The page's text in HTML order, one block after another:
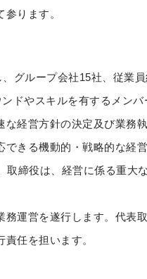
ります。
グループ会社15社、従業
ドやスキルを有するメン
経営方針の決定及び業務
きる機動的・戦略的な経
取締役は、経営に係る重大
運営を遂行します。代表
任を担います。